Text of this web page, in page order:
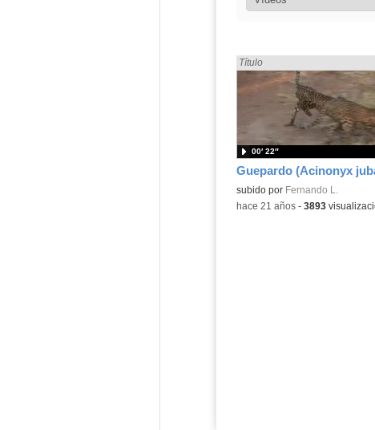
Guepardo (Acinonyx
Encontrado «Acinonyx» en:
Título
Contenido educativo.
subido por Fernando L.
00′ 22″
-hace 21 años- 3893